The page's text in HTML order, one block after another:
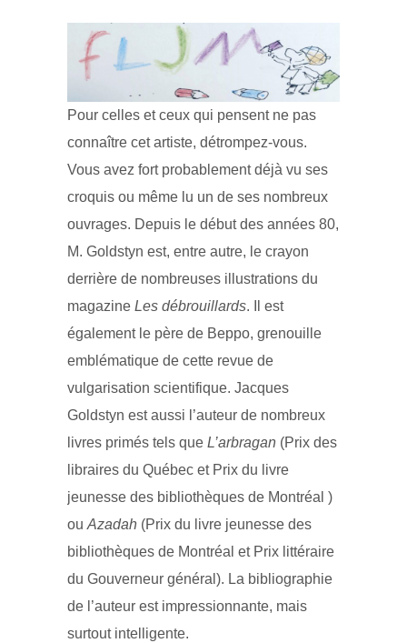
Pour celles et ceux qui pensent ne pas
connaître cet artiste, détrompez-vous.
Vous avez fort probablement déjà vu ses
croquis ou même lu un de ses nombreux
ouvrages. Depuis le début des années 80,
M. Goldstyn est, entre autre, le crayon
derrière de nombreuses illustrations du
magazine Les débrouillards. Il est
également le père de Beppo, grenouille
emblématique de cette revue de
vulgarisation scientifique. Jacques
Goldstyn est aussi l’auteur de nombreux
livres primés tels que L’arbragan (Prix des
libraires du Québec et Prix du livre
jeunesse des bibliothèques de Montréal )
ou Azadah (Prix du livre jeunesse des
bibliothèques de Montréal et Prix littéraire
du Gouverneur général). La bibliographie
de l’auteur est impressionnante, mais
surtout intelligente.